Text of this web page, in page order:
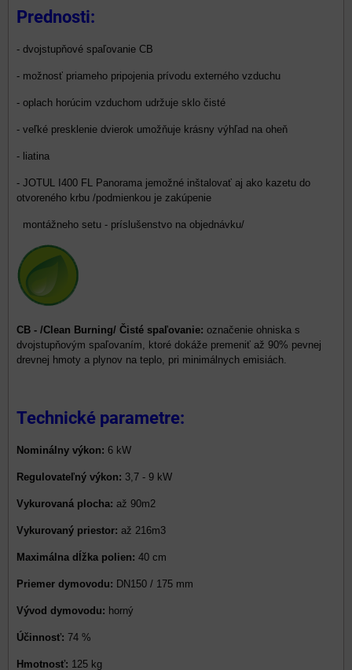
Prednosti:
- dvojstupňové spaľovanie CB
- možnosť priameho pripojenia prívodu externého vzduchu
- oplach horúcim vzduchom udržuje sklo čisté
- veľké presklenie dvierok umožňuje krásny výhľad na oheň
- liatina
- JOTUL I400 FL Panorama jemožné inštalovať aj ako kazetu do
otvoreného krbu /podmienkou je zakúpenie
montážneho setu - príslušenstvo na objednávku/
CB - /Clean Burning/ Čisté spaľovanie: označenie ohniska s
dvojstupňovým spaľovaním, ktoré dokáže premeniť až 90% pevnej
drevnej hmoty a plynov na teplo, pri minimálnych emisiách.
Technické parametre:
Nominálny výkon: 6 kW
Regulovateľný výkon: 3,7 - 9 kW
Vykurovaná plocha: až 90m2
Vykurovaný priestor: až 216m3
Maximálna dĺžka polien: 40 cm
Priemer dymovodu: DN150 / 175 mm
Vývod dymovodu: horný
Účinnosť: 74 %
Hmotnosť: 125 kg